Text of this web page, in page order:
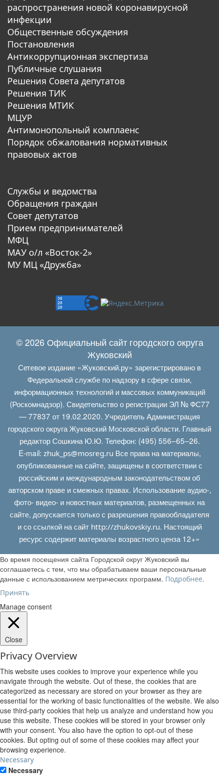
распространения новой коронавирусной
инфекции
Общественные обсуждения
Постановления
Антикоррупционная экспертиза
Публичные слушания
Решения Совета депутатов
Решения ТИК
Решения МТИК
МЦУР
Антимонопольный комплаенс
Порядок обжалования нормативных
правовых актов
Службы и ведомства
Обращения граждан
Совет депутатов
Прием предпринимателей
МФЦ
МАУ о/л «Восток-2»
МУ МЦ «Дружба»
© 2026 Официальный сайт городского округа
Жуковский
Сетевое издание «Жуковский.ру» зарегистрировано в
Федеральной службе по надзору в сфере связи,
информационных технологий и массовых коммуникаций
(Роскомнадзор). Свидетельство о регистрации ЭЛ № ФС77
— 77837 от 19.02.2020. Учредитель Администрация
городского округа Жуковский Московской области. Главный
редактор Сошкина Ю.Ю. Телефон: (495) 556–65–26.
E‑mail: zhuk_ps@mosreg.ruВсе права на материалы,
опубликованные на сайте, защищены в соответствии с
российским и международным законодательством об
авторском праве и смежных правах. Использование аудио-,
фото- видео- и новостных материалов, размещенных на
сайте, допускается только с разрешения правообладателя
и со ссылкой на сайт http://zhukovskiy.ru. Настоящий
ресурс содержит материалы возрастного ценза 12+»
Во время посещения сайта Городской округ Жуковский вы
соглашаетесь с тем, что мы обрабатываем ваши персональные
данные с использованием метрических программ. Подробнее.
Принять
Manage consent
Close
Privacy Overview
This website uses cookies to improve your experience while you
navigate through the website. Out of these, the cookies that are
categorized as necessary are stored on your browser as they are
essential for the working of basic functionalities of the website. We also
use third-party cookies that help us analyze and understand how you
use this website. These cookies will be stored in your browser only
with your consent. You also have the option to opt-out of these
cookies. But opting out of some of these cookies may affect your
browsing experience.
Necessary
Necessary